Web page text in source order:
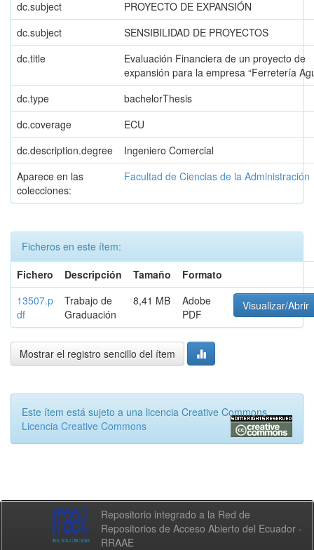
dc.subject
PROYECTO DE EXPANSIÓN
dc.subject
SENSIBILIDAD DE PROYECTOS
dc.title
Evaluación Financiera de un proyecto de
expansión para la empresa “Ferretería
dc.type
bachelorThesis
dc.coverage
ECU
dc.description.degree
Ingeniero Comercial
Aparece en las
colecciones:
Facultad de Ciencias de la Administración
Ficheros en este ítem:
Fichero
Descripción Tamaño
Formato
13507.p
df
Trabajo de
Graduación
8,41 MB
Adobe
PDF
Visualizar/Abrir
Mostrar el registro sencillo del ítem
Este ítem está sujeto a una licencia Creative Commons
Licencia Creative Commons
Repositorio integrado a la Red de
Repositorios de Acceso Abierto del Ecuador -
RRAAE